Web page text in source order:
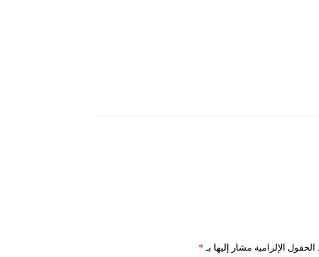
الحقول الإلزامية مشار إليها بـ *